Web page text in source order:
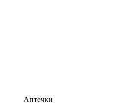
Аптечки